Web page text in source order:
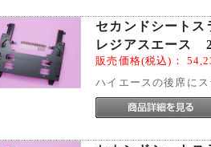
セカンドシート
レジアスエース
販売価格(税込)：
ハイエースの後席に